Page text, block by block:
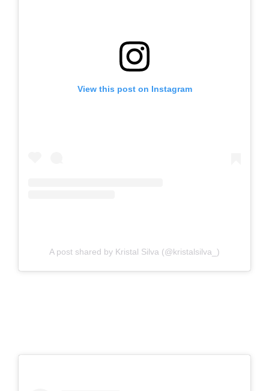
View this post on Instagram
A post shared by Kristal Silva (@kristalsilva_)